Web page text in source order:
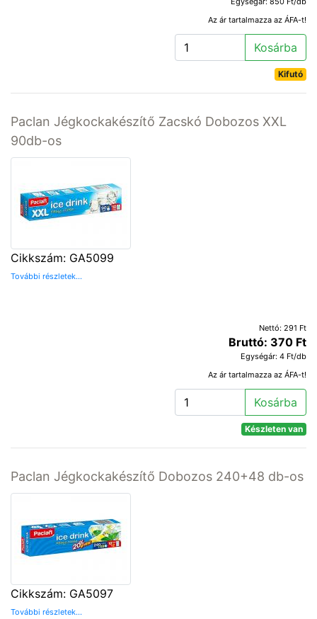
Az ár tartalmazza az ÁFA-t!
Kosárba
Kifutó
Paclan Jégkockakészítő Zacskó Dobozos XXL
90db-os
Cikkszám: GA5099
További részletek...
Nettó: 291 Ft
Bruttó: 370 Ft
Egységár: 4 Ft/db
Az ár tartalmazza az ÁFA-t!
Kosárba
Készleten van
Paclan Jégkockakészítő Dobozos 240+48 db-os
Cikkszám: GA5097
További részletek...